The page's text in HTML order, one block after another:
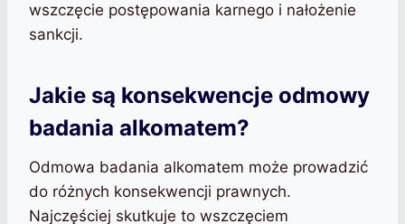
wszczęcie postępowania karnego i nałożenie
sankcji.
Jakie są konsekwencje odmowy
badania alkomatem?
Odmowa badania alkomatem może prowadzić
do różnych konsekwencji prawnych.
Najczęściej skutkuje to wszczęciem